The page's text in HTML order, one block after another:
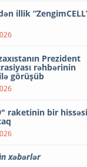
illik
Prezident
rəhbərinin
görüşüb
raketinin bir
xəbərlər